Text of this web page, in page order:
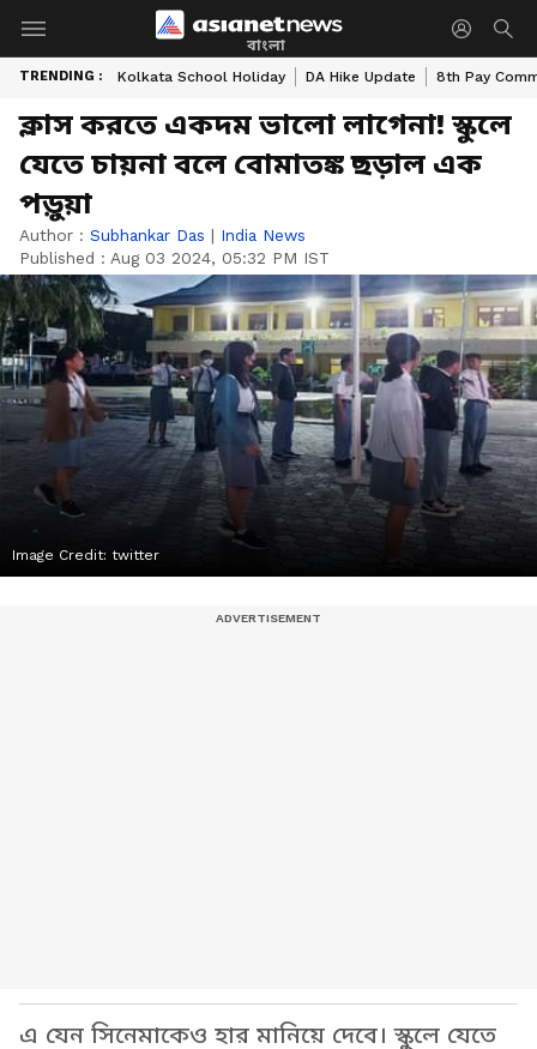
বাংলা
TRENDING : Kolkata School Holiday DA Hike Update 8th Pay
ক্লাস করতে একদম ভালো লাগেনা! স্কুলে
যেতে চায়না বলে বোমাতঙ্ক ছড়াল এক
পড়ুয়া
Author : Subhankar Das | India News
Published : Aug 03 2024, 05:32 PM IST
Image Credit: twitter
এ যেন সিনেমাকেও হার মানিয়ে দেবে। স্কুলে যেতে